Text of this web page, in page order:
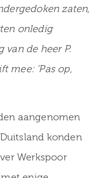
zaten,
onledig
van de heer P.
mee: ‘Pas op,
aangenomen
konden
Werkspoor